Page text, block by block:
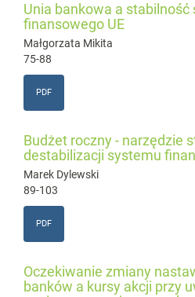
Unia bankowa a stabilność
finansowego UE
Małgorzata Mikita
75-88
PDF
Budżet roczny - narzędzie
destabilizacji systemu
Marek Dylewski
89-103
PDF
Oczekiwanie zmiany
banków a kursy akcji przy